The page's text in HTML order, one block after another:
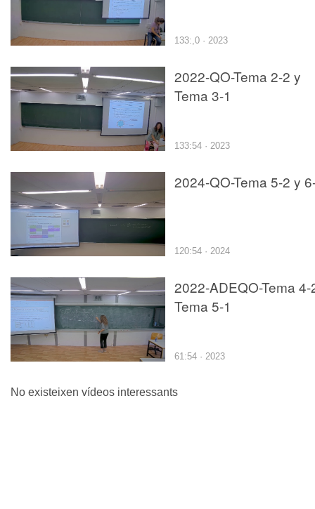
133:,0 · 2023
2022-QO-Tema 2-2 y
Tema 3-1
133:54 · 2023
2024-QO-Tema 5-2 y
120:54 · 2024
2022-ADEQO-Tema 4-
Tema 5-1
61:54 · 2023
No existeixen vídeos interessants